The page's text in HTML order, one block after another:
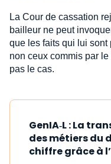
La Cour de cassation
bailleur ne peut
que les faits qui lui
non ceux commis par le
pas le cas.
GenIA‑L : La
des métiers du
chiffre grâce à